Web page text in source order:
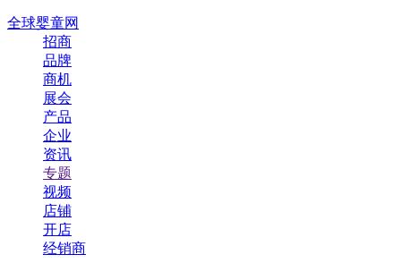
全球婴童网
招商
品牌
商机
展会
产品
企业
资讯
专题
视频
店铺
开店
经销商